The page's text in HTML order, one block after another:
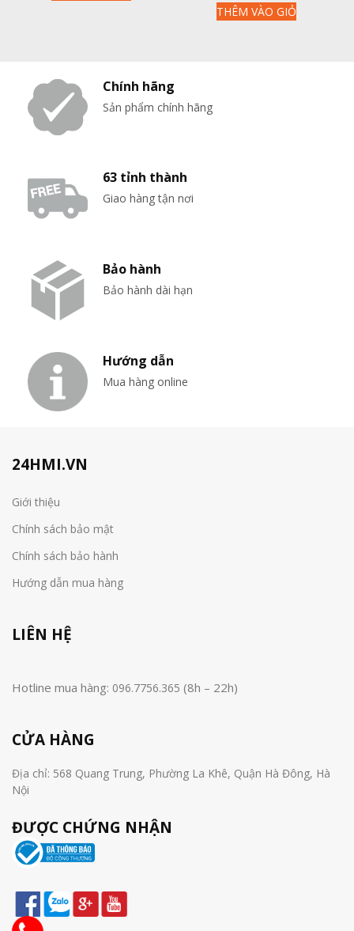
là:
THÊM VÀO GIỎ
Chính hãng
Sản phẩm chính hãng
63 tỉnh thành
Giao hàng tận nơi
Bảo hành
Bảo hành dài hạn
Hướng dẫn
Mua hàng online
24HMI.VN
Giới thiệu
Chính sách bảo mật
Chính sách bảo hành
Hướng dẫn mua hàng
LIÊN HỆ
Hotline mua hàng: 096.7756.365 (8h – 22h)
CỬA HÀNG
Địa chỉ: 568 Quang Trung, Phường La Khê, Quận Hà Đông, Hà
Nội
ĐƯỢC CHỨNG NHẬN